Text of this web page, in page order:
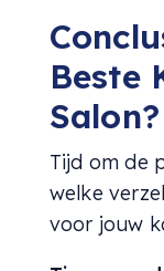
Beste
Salon?
Tijd om de
welke
voor jouw